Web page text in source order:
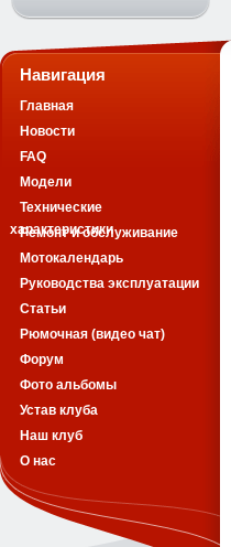
Навигация
Главная
Новости
FAQ
Модели
Технические
характеристики
Ремонт и обслуживание
Мотокалендарь
Руководства эксплуатации
Статьи
Рюмочная (видео чат)
Форум
Фото альбомы
Устав клуба
Наш клуб
О нас